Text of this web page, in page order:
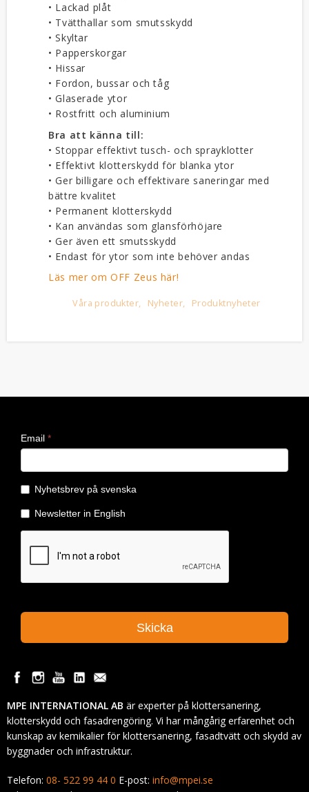
• Lackad plåt
• Tvätthallar som smutsskydd
• Skyltar
• Papperskorgar
• Hissar
• Fordon, bussar och tåg
• Glaserade ytor
• Rostfritt och aluminium
Bra att känna till:
• Stoppar effektivt tusch- och sprayklotter
• Effektivt klotterskydd för blanka ytor
• Ger billigare och effektivare saneringar med
bättre kvalitet
• Permanent klotterskydd
• Kan användas som glansförhöjare
• Ger även ett smutsskydd
• Endast för ytor som inte behöver andas
Läs mer om OFF Zeus här!
Våra produkter Nyheter Produktnyheter
MPE INTERNATIONAL AB är experter på klottersanering,
klotterskydd och fasadrengöring. Vi har mångårig erfarenhet och
kunskap av kemikalier för klottersanering, fasadtvätt och skydd av
byggnader och infrastruktur.
Telefon: 08- 522 99 44 0 E-post: info@mpei.se